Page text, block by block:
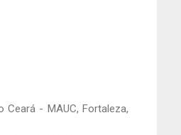
Ceará - MAUC, Fortaleza,